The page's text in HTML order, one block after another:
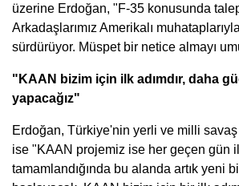
üzerine Erdoğan, "F-35 konusunda
Arkadaşlarımız Amerikalı
sürdürüyor. Müspet bir netice almayı
"KAAN bizim için ilk adımdır, daha
yapacağız"
Erdoğan, Türkiye'nin yerli ve milli
ise "KAAN projemiz ise her geçen gün
tamamlandığında bu alanda artık yeni